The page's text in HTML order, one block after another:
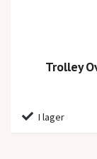
Trolley
I lager